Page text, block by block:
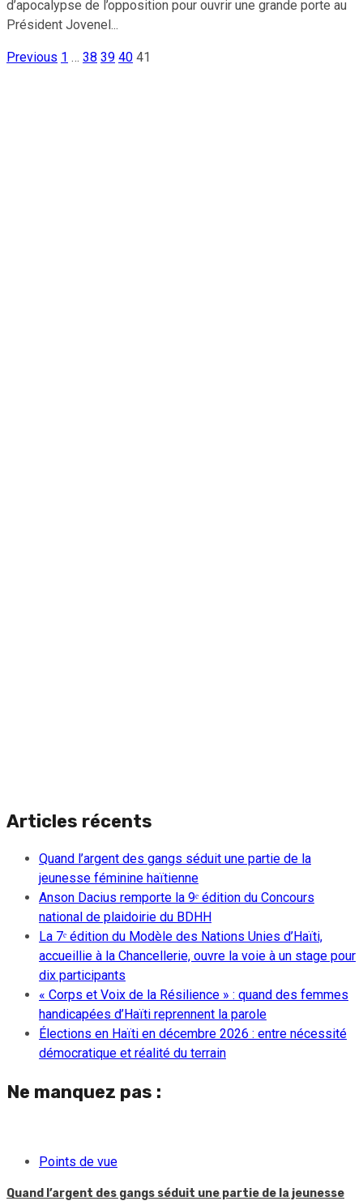
d’apocalypse de l’opposition pour ouvrir une grande porte au
Président Jovenel...
Pagination
Previous 1 … 38 39 40 41
Articles récents
Quand l’argent des gangs séduit une partie de la
jeunesse féminine haïtienne
Anson Dacius remporte la 9ᵉ édition du Concours
national de plaidoirie du BDHH
La 7ᵉ édition du Modèle des Nations Unies d’Haïti,
accueillie à la Chancellerie, ouvre la voie à un stage pour
dix participants
« Corps et Voix de la Résilience » : quand des femmes
handicapées d’Haïti reprennent la parole
Élections en Haïti en décembre 2026 : entre nécessité
démocratique et réalité du terrain
Ne manquez pas :
Points de vue
Quand l’argent des gangs séduit une partie de la jeunesse